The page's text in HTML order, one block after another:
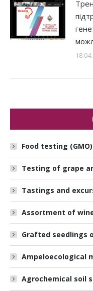
Food testing (GMO)
Testing of grape
Tastings and
Assortment of
Grafted seedlings
Ampeloecological
Agrochemical soil